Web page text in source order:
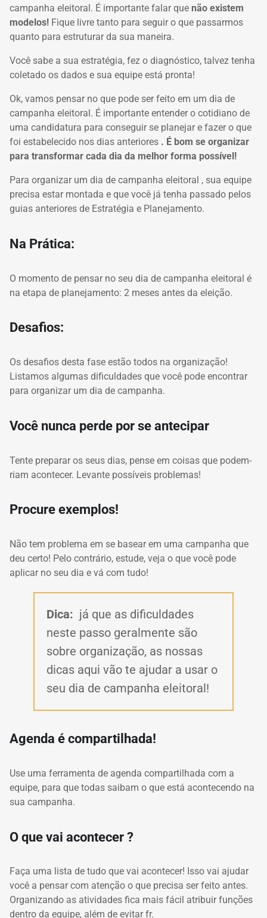
campanha eleitoral. É importante falar que não existem
modelos! Fique livre tanto para seguir o que passarmos
quanto para estruturar da sua maneira.
Você sabe a sua estratégia, fez o diagnóstico, talvez tenha
coletado os dados e sua equipe está pronta!
Ok, vamos pensar no que pode ser feito em um dia de
campanha eleitoral. É importante entender o cotidiano de
uma candidatura para conseguir se planejar e fazer o que
foi estabelecido nos dias anteriores . É bom se organizar
para transformar cada dia da melhor forma possível!
Para organizar um dia de campanha eleitoral , sua equipe
precisa estar montada e que você já tenha passado pelos
guias anteriores de Estratégia e Planejamento.
Na Prática:
O momento de pensar no seu dia de campanha eleitoral é
na etapa de planejamento: 2 meses antes da eleição.
Desafios:
Os desafios desta fase estão todos na organização!
Listamos algumas dificuldades que você pode encontrar
para organizar um dia de campanha.
Você nunca perde por se antecipar
Tente preparar os seus dias, pense em coisas que podem-
riam acontecer. Levante possíveis problemas!
Procure exemplos!
Não tem problema em se basear em uma campanha que
deu certo! Pelo contrário, estude, veja o que você pode
aplicar no seu dia e vá com tudo!
Dica: já que as dificuldades
neste passo geralmente são
sobre organização, as nossas
dicas aqui vão te ajudar a usar o
seu dia de campanha eleitoral!
Agenda é compartilhada!
Use uma ferramenta de agenda compartilhada com a
equipe, para que todas saibam o que está acontecendo na
sua campanha.
O que vai acontecer?
Faça uma lista de tudo que vai acontecer! Isso vai ajudar
você a pensar com atenção o que precisa ser feito antes.
Organizando as atividades fica mais fácil atribuir funções
dentro da equipe, além de evitar fr.